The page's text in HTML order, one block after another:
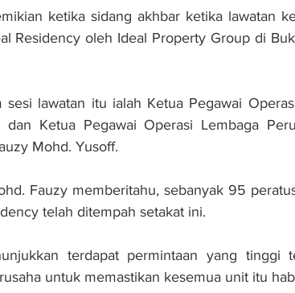
ketika sidang akhbar ketika lawatan
Residency oleh Ideal Property Group di
sesi lawatan itu ialah Ketua Pegawai
Ketua Pegawai Operasi Lembaga
Mohd. Yusoff.
Fauzy memberitahu, sebanyak 95
telah ditempah setakat ini.
terdapat permintaan yang tinggi
untuk memastikan kesemua unit itu